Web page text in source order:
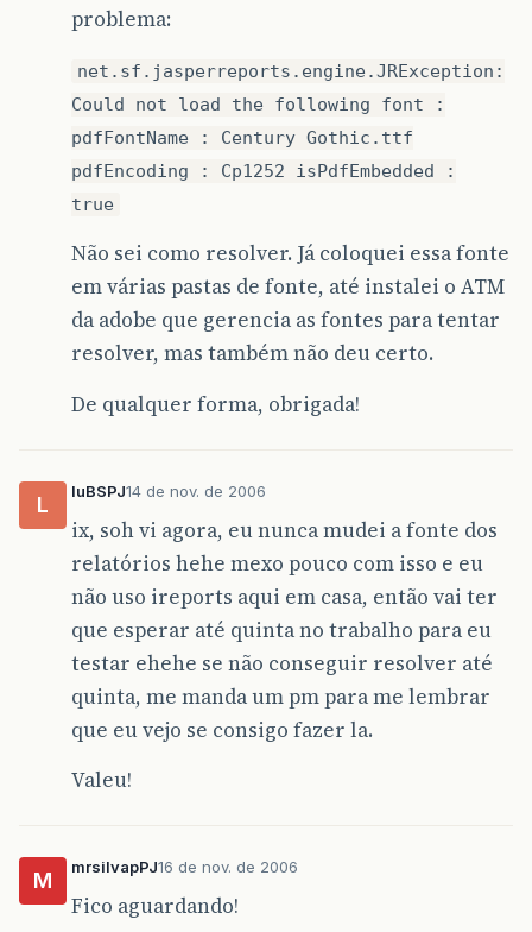
problema:
net.sf.jasperreports.engine.JRException:
Could not load the following font :
pdfFontName : Century Gothic.ttf
pdfEncoding : Cp1252 isPdfEmbedded :
true
Não sei como resolver. Já coloquei essa fonte
em várias pastas de fonte, até instalei o ATM
da adobe que gerencia as fontes para tentar
resolver, mas também não deu certo.
De qualquer forma, obrigada!
L
luBSPJ14 de nov. de 2006
ix, soh vi agora, eu nunca mudei a fonte dos
relatórios hehe mexo pouco com isso e eu
não uso ireports aqui em casa, então vai ter
que esperar até quinta no trabalho para eu
testar ehehe se não conseguir resolver até
quinta, me manda um pm para me lembrar
que eu vejo se consigo fazer la.
Valeu!
M
mrsilvapPJ16 de nov. de 2006
Fico aguardando!